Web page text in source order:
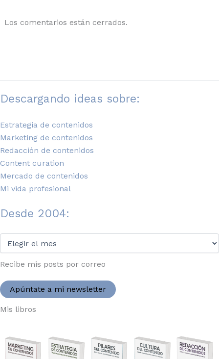
Los comentarios están cerrados.
Descargando ideas sobre:
Estrategia de contenidos
Marketing de contenidos
Redacción de contenidos
Content curation
Mercado de contenidos
Mi vida profesional
Desde 2004:
2004:
Recibe mis posts por correo
Apúntate a mi newsletter
Mis libros